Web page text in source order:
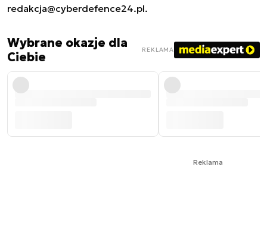
redakcja@cyberdefence24.pl.
Wybrane okazje dla
Ciebie
REKLAMA
Reklama